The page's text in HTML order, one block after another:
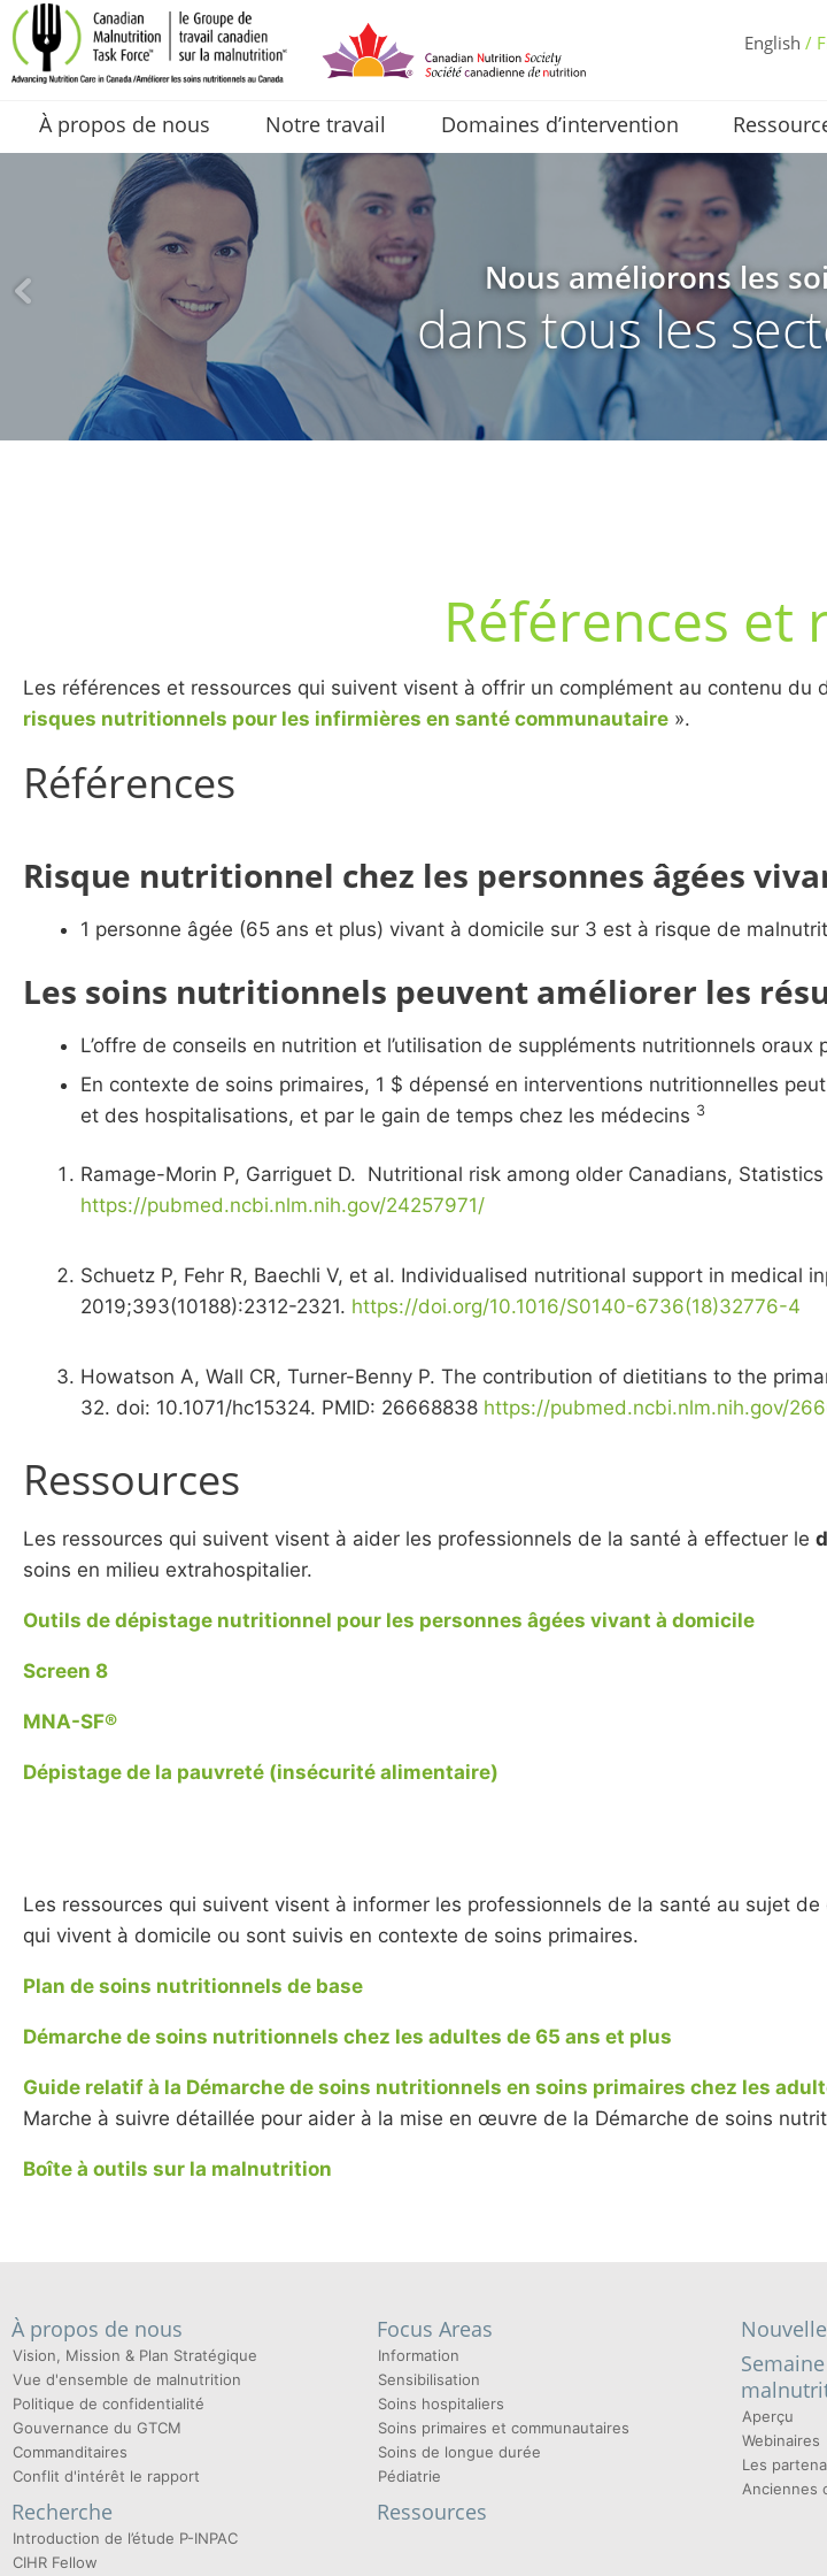
English /
À propos de nous Notre travail Domaines d’intervention
Nous améliorons les
dans tous les
Références et
Les références et ressources qui suivent visent à offrir un complément au contenu du
risques nutritionnels pour les infirmières en santé communautaire ».
Références
Risque nutritionnel chez les personnes âgées
1 personne âgée (65 ans et plus) vivant à domicile sur 3 est à risque de
Les soins nutritionnels peuvent améliorer les
L’offre de conseils en nutrition et l’utilisation de suppléments nutritionnels
En contexte de soins primaires, 1 $ dépensé en interventions nutritionnelles
et des hospitalisations, et par le gain de temps chez les médecins 3
Ramage-Morin P, Garriguet D. Nutritional risk among older Canadians,
https://pubmed.ncbi.nlm.nih.gov/24257971/
Schuetz P, Fehr R, Baechli V, et al. Individualised nutritional support in medical
2019;393(10188):2312-2321. https://doi.org/10.1016/S0140-6736(18)32776-4
Howatson A, Wall CR, Turner-Benny P. The contribution of dietitians to the
32. doi: 10.1071/hc15324. PMID: 26668838 https://pubmed.ncbi.nlm.nih.gov/
Ressources
Les ressources qui suivent visent à aider les professionnels de la santé à effectuer le
soins en milieu extrahospitalier.
Outils de dépistage nutritionnel pour les personnes âgées vivant à domicile
Screen 8
MNA-SF®
Dépistage de la pauvreté (insécurité alimentaire)
Les ressources qui suivent visent à informer les professionnels de la santé au sujet
qui vivent à domicile ou sont suivis en contexte de soins primaires.
Plan de soins nutritionnels de base
Démarche de soins nutritionnels chez les adultes de 65 ans et plus
Guide relatif à la Démarche de soins nutritionnels en soins primaires chez les
Marche à suivre détaillée pour aider à la mise en œuvre de la Démarche de soins
Boîte à outils sur la malnutrition
À propos de nous
Vision, Mission & Plan Stratégique
Vue d'ensemble de malnutrition
Politique de confidentialité
Gouvernance du GTCM
Commanditaires
Conflit d'intérêt le rapport
Recherche
Introduction de l’étude P-INPAC
CIHR Fellow
Focus Areas
Information
Sensibilisation
Soins hospitaliers
Soins primaires et communautaires
Soins de longue durée
Pédiatrie
Ressources
Aperçu
Webinaires
Les
Anciennes